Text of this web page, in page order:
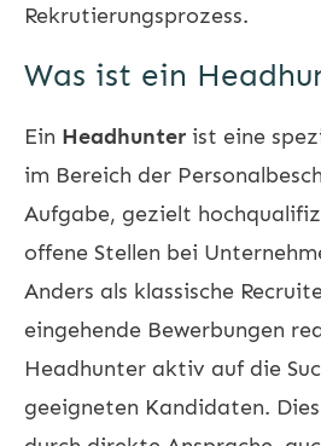
Rekrutierungsprozess.
Was ist ein
Ein Headhunter ist eine
im Bereich der
Aufgabe, gezielt
offene Stellen bei
Anders als klassische
eingehende Bewerbungen
Headhunter aktiv auf die
geeigneten Kandidaten.